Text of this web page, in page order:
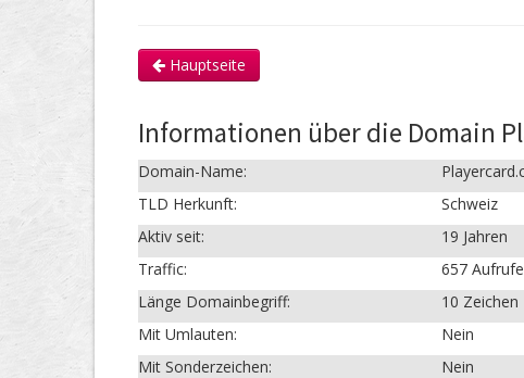
Hauptseite
Informationen über die Domain
Domain-Name:
TLD Herkunft:
Schweiz
Aktiv seit:
19 Jahren
Traffic:
657
Länge Domainbegriff:
10 Zeichen
Mit Umlauten:
Nein
Mit Sonderzeichen:
Nein